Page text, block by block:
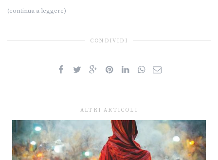
(continua a leggere)
CONDIVIDI
ALTRI ARTICOLI